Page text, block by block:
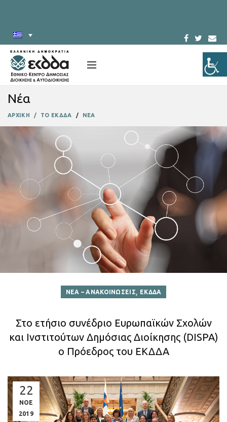
Νέα
ΑΡΧΙΚΗ ΤΟ ΕΚΔΔΑ ΝΕΑ
ΝΕΑ – ΑΝΑΚΟΙΝΩΣΕΙΣ, ΕΚΔΔΑ
Στο ετήσιο συνέδριο Ευρωπαϊκών Σχολών
και Ινστιτούτων Δημόσιας Διοίκησης (DISPA)
ο Πρόεδρος του ΕΚΔΔΑ
22
ΝΟΕ
2019